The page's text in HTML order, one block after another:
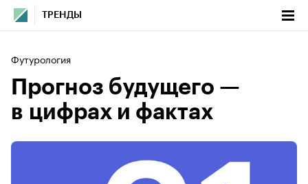
ТРЕНДЫ
Футурология
Прогноз будущего —
в цифрах и фактах